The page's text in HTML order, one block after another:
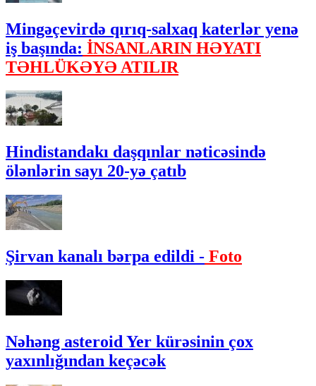
Mingəçevirdə qırıq-salxaq katerlər yenə
iş başında: İNSANLARIN HƏYATI
TƏHLÜKƏYƏ ATILIR
Hindistandakı daşqınlar nəticəsində
ölənlərin sayı 20-yə çatıb
Şirvan kanalı bərpa edildi - Foto
Nəhəng asteroid Yer kürəsinin çox
yaxınlığından keçəcək